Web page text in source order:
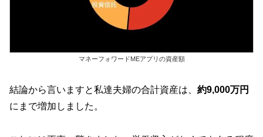
マネーフォワードMEアプリの資産額
結論から言いますと私達夫婦の合計資産は、 約9,000万円
にまで増加しました。